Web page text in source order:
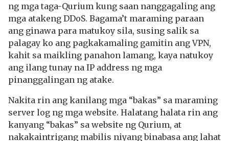
ng mga taga-Qurium kung saan nanggagaling ang
mga atakeng DDoS. Bagama’t maraming paraan
ang ginawa para matukoy sila, susing salik sa
palagay ko ang pagkakamaling gamitin ang VPN,
kahit sa maikling panahon lamang, kaya natukoy
ang ilang tunay na IP address ng mga
pinanggalingan ng atake.
Nakita rin ang kanilang mga “bakas” sa maraming
server log ng mga website. Halatang halata rin ang
kanyang “bakas” sa website ng Qurium, at
nakakaintrigang mabilis niyang binabasa ang lahat